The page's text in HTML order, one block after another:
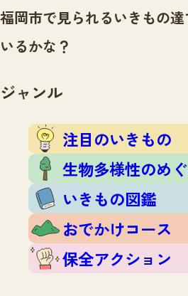
センター紹介TOP
サイトポリシー
ニュース
いきものガイド
注目のいきもの
生物多様性のめぐみ
いきもの図鑑
おでかけコース
保全アクション
イベント
いきもの調査隊
調査レポート
調査レポートTOP
調査結果
ふくおかいきものマッ
マッチング
マッチングTOP
掲載申し込みフォーム
お問合せ
福岡市で見られるいきもの
いるかな？
ジャンル
注目のいきもの
生物多様性のめ
いきもの図鑑
おでかけコース
保全アクション